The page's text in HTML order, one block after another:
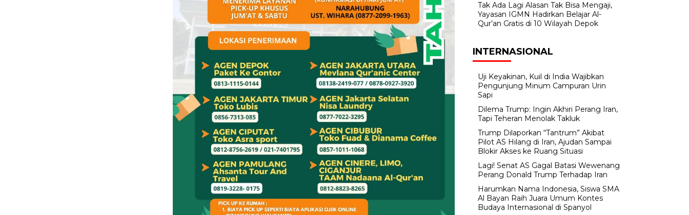
Tak Ada Lagi Alasan Tak Bisa Mengaji,
Yayasan IGMN Hadirkan Belajar Al-
Qur’an Gratis di 10 Wilayah Depok
INTERNASIONAL
Uji Keyakinan, Kuil di India Wajibkan
Pengunjung Minum Campuran Urin
Sapi
Dilema Trump: Ingin Akhiri Perang Iran,
Tapi Teheran Menolak Takluk
Trump Dilaporkan “Tantrum” Akibat
Pilot AS Hilang di Iran, Ajudan Sampai
Blokir Akses ke Ruang Situasi
Lagi! Senat AS Gagal Batasi Wewenang
Perang Donald Trump Terhadap Iran
Harumkan Nama Indonesia, Siswa SMA
Al Bayan Raih Juara Umum Kontes
Budaya Internasional di Spanyol